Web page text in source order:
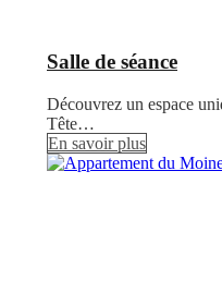
Salle de séance
Découvrez un espace
Tête…
En savoir plus